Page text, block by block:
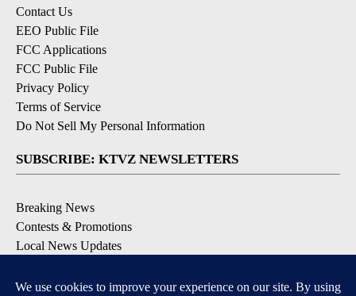
Contact Us
EEO Public File
FCC Applications
FCC Public File
Privacy Policy
Terms of Service
Do Not Sell My Personal Information
SUBSCRIBE: KTVZ NEWSLETTERS
Breaking News
Contests & Promotions
Local News Updates
Local Alert Weather Warnings